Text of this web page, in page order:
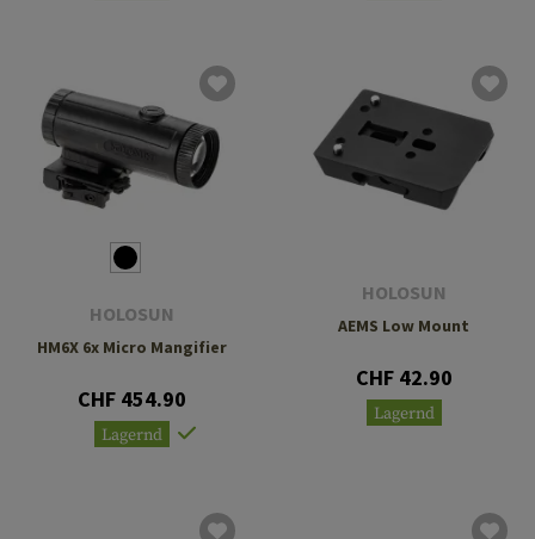
HOLOSUN
HM6X 6x Micro Mangifier
CHF 454.90
Lagernd
HOLOSUN
AEMS Low Mount
CHF 42.90
Lagernd